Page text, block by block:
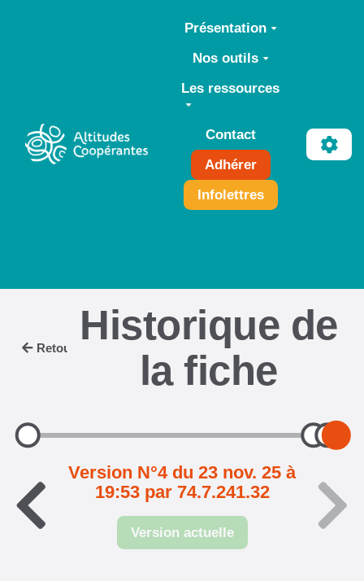
Aller au contenu principal
Présentation
Nos outils
Les ressources
Contact
Adhérer
Infolettres
Retour
Historique de
la fiche
Version N°4 du 23 nov. 25 à
19:53 par 74.7.241.32
Version actuelle